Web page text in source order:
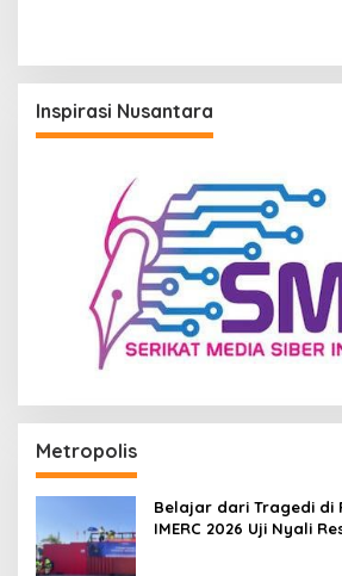
Inspirasi Nusantara
Metropolis
Belajar dari Tragedi di
IMERC 2026 Uji Nyali